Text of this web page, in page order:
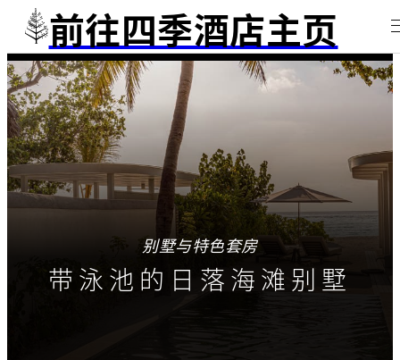
前往四季酒店主页
别墅与特色套房
带泳池的日落海滩别墅